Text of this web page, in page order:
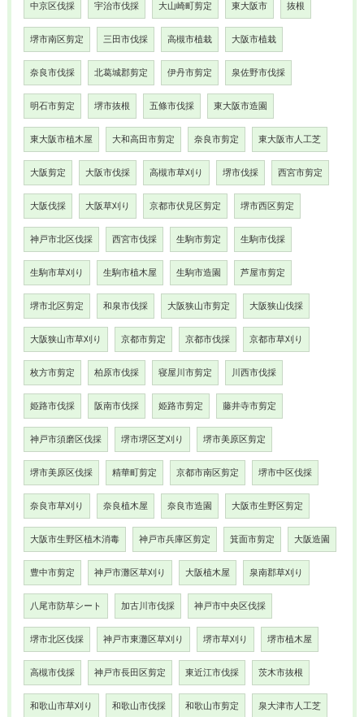
中京区伐採 宇治市伐採 大山崎町剪定 東大阪市 抜根
堺市南区剪定 三田市伐採 高槻市植栽 大阪市植栽
奈良市伐採 北葛城郡剪定 伊丹市剪定 泉佐野市伐採
明石市剪定 堺市抜根 五條市伐採 東大阪市造園
東大阪市植木屋 大和高田市剪定 奈良市剪定 東大阪市人工芝
大阪剪定 大阪市伐採 高槻市草刈り 堺市伐採 西宮市剪定
大阪伐採 大阪草刈り 京都市伏見区剪定 堺市西区剪定
神戸市北区伐採 西宮市伐採 生駒市剪定 生駒市伐採
生駒市草刈り 生駒市植木屋 生駒市造園 芦屋市剪定
堺市北区剪定 和泉市伐採 大阪狭山市剪定 大阪狭山伐採
大阪狭山市草刈り 京都市剪定 京都市伐採 京都市草刈り
枚方市剪定 柏原市伐採 寝屋川市剪定 川西市伐採
姫路市伐採 阪南市伐採 姫路市剪定 藤井寺市剪定
神戸市須磨区伐採 堺市堺区芝刈り 堺市美原区剪定
堺市美原区伐採 精華町剪定 京都市南区剪定 堺市中区伐採
奈良市草刈り 奈良植木屋 奈良市造園 大阪市生野区剪定
大阪市生野区植木消毒 神戸市兵庫区剪定 箕面市剪定 大阪造園
豊中市剪定 神戸市灘区草刈り 大阪植木屋 泉南郡草刈り
八尾市防草シート 加古川市伐採 神戸市中央区伐採
堺市北区伐採 神戸市東灘区草刈り 堺市草刈り 堺市植木屋
高槻市伐採 神戸市長田区剪定 東近江市伐採 茨木市抜根
和歌山市草刈り 和歌山市伐採 和歌山市剪定 泉大津市人工芝